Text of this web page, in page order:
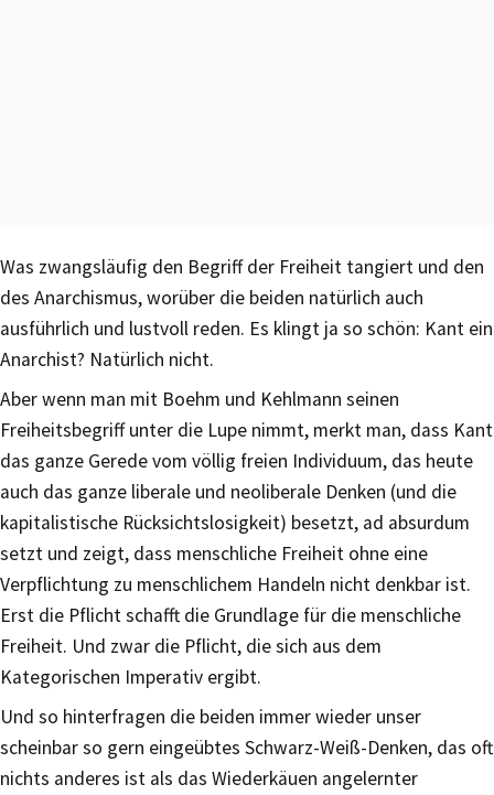
Was zwangsläufig den Begriff der Freiheit tangiert und den
des Anarchismus, worüber die beiden natürlich auch
ausführlich und lustvoll reden. Es klingt ja so schön: Kant ein
Anarchist? Natürlich nicht.
Aber wenn man mit Boehm und Kehlmann seinen
Freiheitsbegriff unter die Lupe nimmt, merkt man, dass Kant
das ganze Gerede vom völlig freien Individuum, das heute
auch das ganze liberale und neoliberale Denken (und die
kapitalistische Rücksichtslosigkeit) besetzt, ad absurdum
setzt und zeigt, dass menschliche Freiheit ohne eine
Verpflichtung zu menschlichem Handeln nicht denkbar ist.
Erst die Pflicht schafft die Grundlage für die menschliche
Freiheit. Und zwar die Pflicht, die sich aus dem
Kategorischen Imperativ ergibt.
Und so hinterfragen die beiden immer wieder unser
scheinbar so gern eingeübtes Schwarz-Weiß-Denken, das oft
nichts anderes ist als das Wiederkäuen angelernter